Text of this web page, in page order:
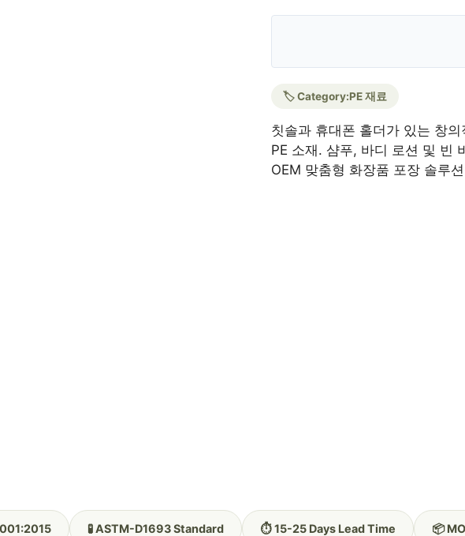
🏷️ Category:PE 재료
칫솔과 휴대폰 홀더가 있는 창
PE 소재. 샴푸, 바디 로션 및 빈
OEM 맞춤형 화장품 포장 솔루
🧪 ASTM-D1693 Standard ⏱️ 15-25 Days Lead Time 📦